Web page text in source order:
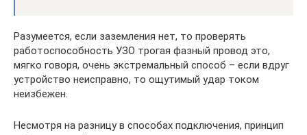
Разумеется, если заземления нет, то проверять
работоспособность УЗО трогая фазный провод это,
мягко говоря, очень экстремальный способ – если вдруг
устройство неисправно, то ощутимый удар током
неизбежен.
Несмотря на разницу в способах подключения, принцип